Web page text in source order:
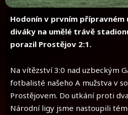
Hodonín v prvním
diváky na umělé trávě
porazil Prostějov 2:1.
Na vítězství 3:0 nad uzbeckým
fotbalisté našeho A mužstva v
Prostějovem. Do utkání proti
Národní ligy jsme nastoupili